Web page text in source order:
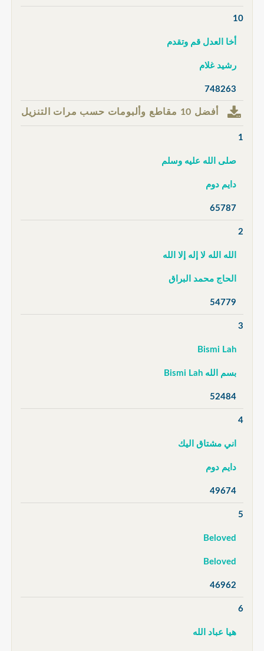
10
أخا العدل قم وتقدم
رشيد غلام
748263
أفضل 10 مقاطع وألبومات حسب مرات التنزيل
1
صلى الله عليه وسلم
دايم دوم
65787
2
الله الله لا إله إلا الله
الحاج محمد البراق
54779
3
Bismi Lah
بسم الله Bismi Lah
52484
4
اني مشتاق اليك
دايم دوم
49674
5
Beloved
Beloved
46962
6
هيا عباد الله